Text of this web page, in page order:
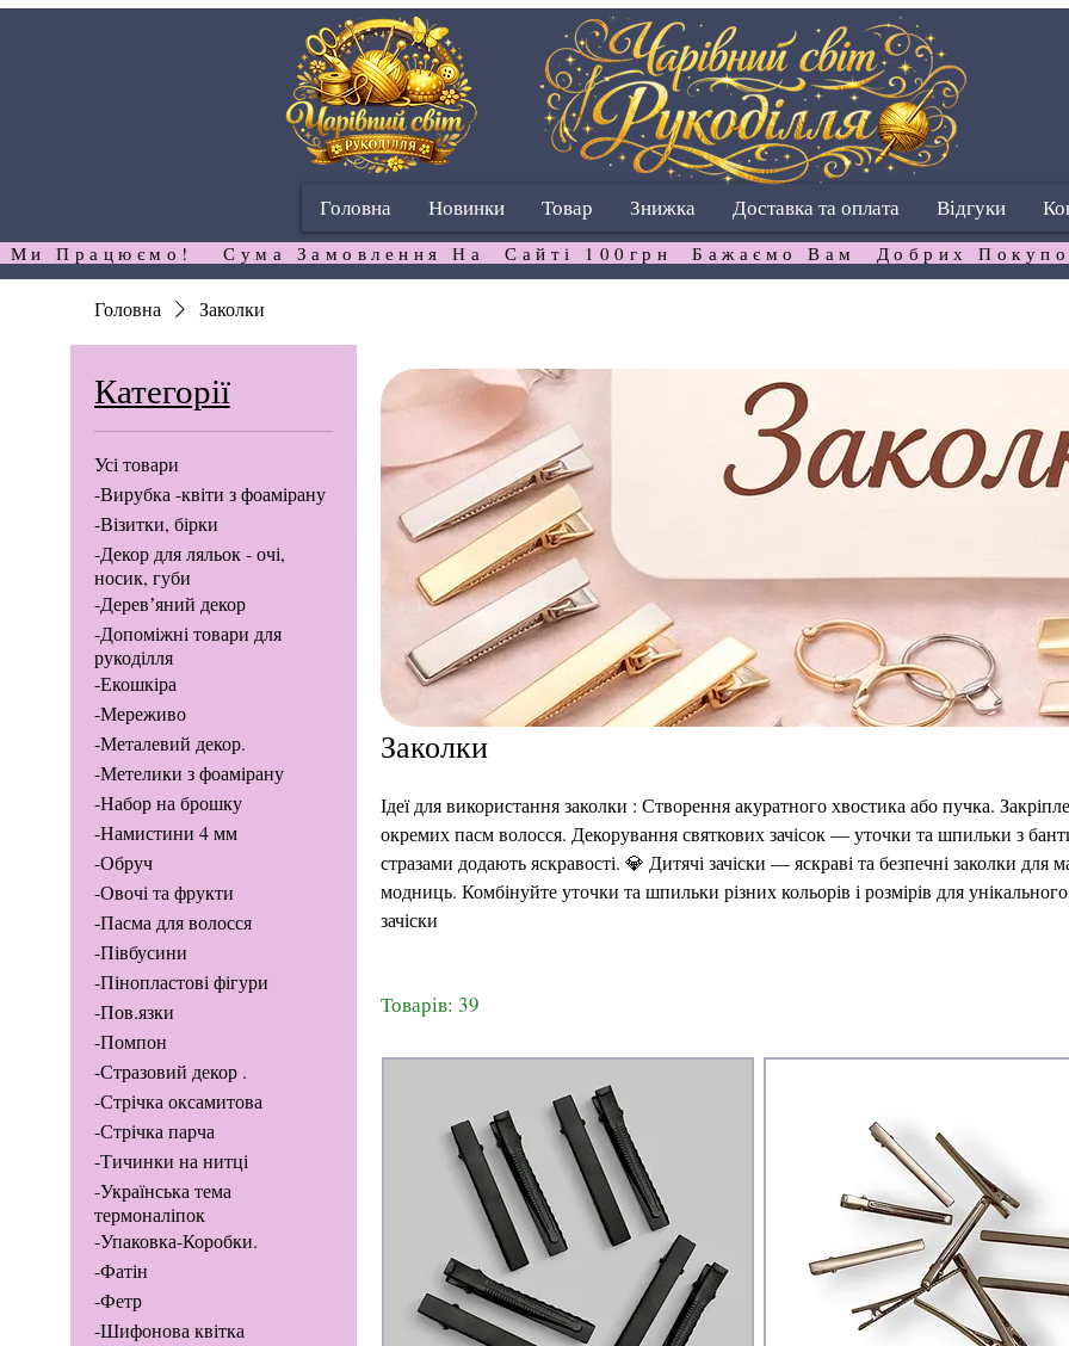
Головна Новинки Товар Знижка Доставка та оплата Відгуки
Ми Працюємо!   Сума Замовлення На  Сайті 100грн  Бажаємо Вам  Добрих
Головна Заколки
Категорії
Усі товари
-Вирубка -квіти з фоамірану
-Візитки, бірки
-Декор для ляльок - очі,
носик, губи
-Деревʼяний декор
-Допоміжні товари для
рукоділля
-Екошкіра
-Мереживо
-Металевий декор.
-Метелики з фоамірану
-Набор на брошку
-Намистини 4 мм
-Обруч
-Овочі та фрукти
-Пасма для волосся
-Півбусини
-Пінопластові фігури
-Пов.язки
-Помпон
-Стразовий декор .
-Стрічка оксамитова
-Стрічка парча
-Тичинки на нитці
-Українська тема
термоналіпок
-Упаковка-Коробки.
-Фатін
-Фетр
-Шифонова квітка
Заколки
Ідеї для використання заколки : Створення акуратного хвостика або пучка.
окремих пасм волосся. Декорування святкових зачісок — уточки та шпильки з
стразами додають яскравості. 💎 Дитячі зачіски — яскраві та безпечні заколки для
модниць. Комбінуйте уточки та шпильки різних кольорів і розмірів для
зачіски
Товарів: 39